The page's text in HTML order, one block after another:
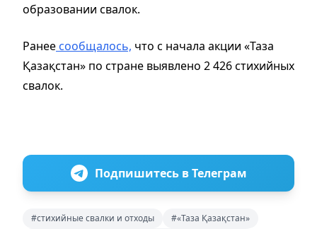
образовании свалок.
Ранее сообщалось, что с начала акции «Таза
Қазақстан» по стране выявлено 2 426 стихийных
свалок.
Подпишитесь в Телеграм
#стихийные свалки и отходы
#«Таза Қазақстан»